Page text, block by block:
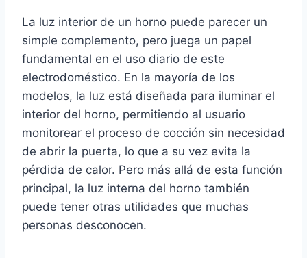
La luz interior de un horno puede parecer un
simple complemento, pero juega un papel
fundamental en el uso diario de este
electrodoméstico. En la mayoría de los
modelos, la luz está diseñada para iluminar el
interior del horno, permitiendo al usuario
monitorear el proceso de cocción sin necesidad
de abrir la puerta, lo que a su vez evita la
pérdida de calor. Pero más allá de esta función
principal, la luz interna del horno también
puede tener otras utilidades que muchas
personas desconocen.